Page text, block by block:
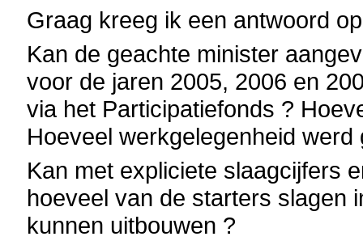
Graag kreeg ik een antwoord
Kan de geachte minister
voor de jaren 2005, 2006 en
via het Participatiefonds ?
Hoeveel werkgelegenheid werd
Kan met expliciete slaagcijfers
hoeveel van de starters slagen
kunnen uitbouwen ?